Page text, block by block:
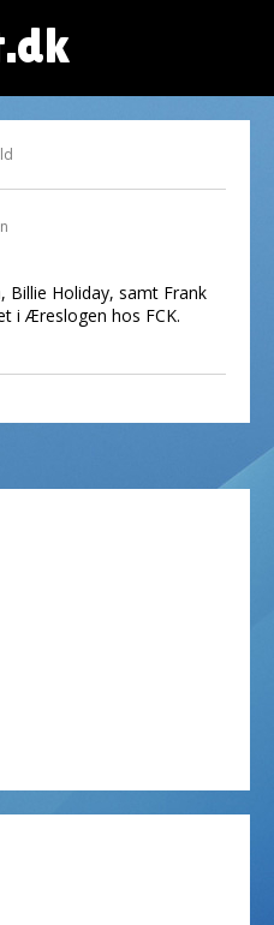
Billie Holiday, samt Frank
i Æreslogen hos FCK.